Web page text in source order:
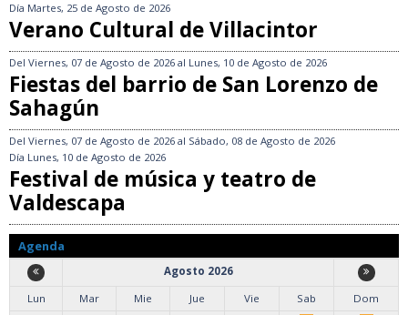
Día Martes, 25 de Agosto de 2026
Verano Cultural de Villacintor
Del Viernes, 07 de Agosto de 2026 al Lunes, 10 de Agosto de 2026
Fiestas del barrio de San Lorenzo de
Sahagún
Del Viernes, 07 de Agosto de 2026 al Sábado, 08 de Agosto de 2026
Día Lunes, 10 de Agosto de 2026
Festival de música y teatro de
Valdescapa
Agenda
Agosto 2026
Lun
Mar Mie Jue Vie Sab
Dom